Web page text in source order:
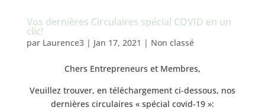
Vos dernières Circulaires spécial COVID en un
clic!
par Laurence3| Jan 17, 2021 | Non classé
Chers Entrepreneurs et Membres,
Veuillez trouver, en téléchargement ci-dessous, nos
dernières circulaires « spécial covid-19 »: